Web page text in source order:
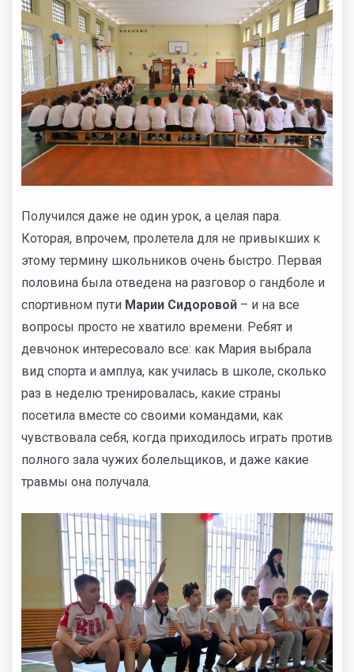
Получился даже не один урок, а целая пара.
Которая, впрочем, пролетела для не привыкших к
этому термину школьников очень быстро. Первая
половина была отведена на разговор о гандболе и
спортивном пути Марии Сидоровой – и на все
вопросы просто не хватило времени. Ребят и
девчонок интересовало все: как Мария выбрала
вид спорта и амплуа, как училась в школе, сколько
раз в неделю тренировалась, какие страны
посетила вместе со своими командами, как
чувствовала себя, когда приходилось играть против
полного зала чужих болельщиков, и даже какие
травмы она получала.